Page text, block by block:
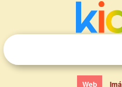
Web